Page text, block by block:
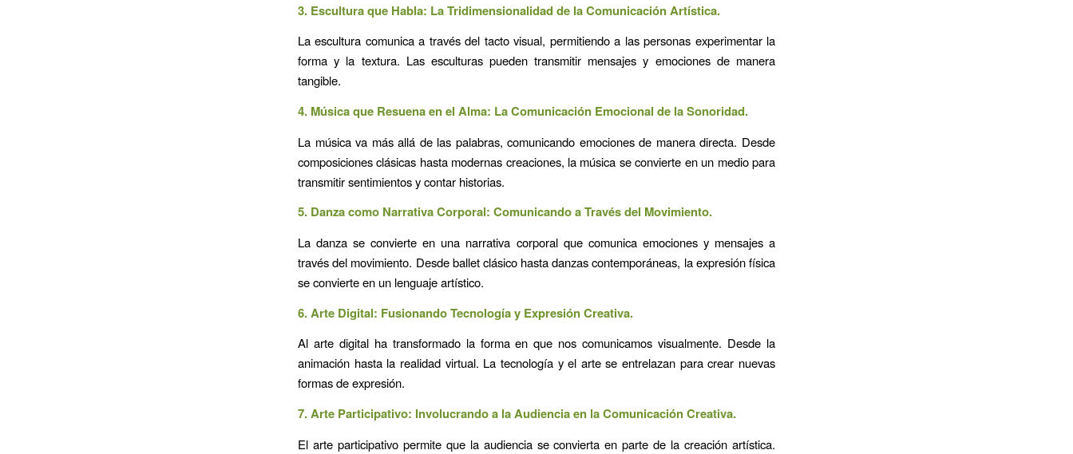
3. Escultura que Habla: La Tridimensionalidad de la Comunicación Artística.
La escultura comunica a través del tacto visual, permitiendo a las personas experimentar la
forma y la textura. Las esculturas pueden transmitir mensajes y emociones de manera
tangible.
4. Música que Resuena en el Alma: La Comunicación Emocional de la Sonoridad.
La música va más allá de las palabras, comunicando emociones de manera directa. Desde
composiciones clásicas hasta modernas creaciones, la música se convierte en un medio para
transmitir sentimientos y contar historias.
5. Danza como Narrativa Corporal: Comunicando a Través del Movimiento.
La danza se convierte en una narrativa corporal que comunica emociones y mensajes a
través del movimiento. Desde ballet clásico hasta danzas contemporáneas, la expresión física
se convierte en un lenguaje artístico.
6. Arte Digital: Fusionando Tecnología y Expresión Creativa.
Al arte digital ha transformado la forma en que nos comunicamos visualmente. Desde la
animación hasta la realidad virtual. La tecnología y el arte se entrelazan para crear nuevas
formas de expresión.
7. Arte Participativo: Involucrando a la Audiencia en la Comunicación Creativa.
El arte participativo permite que la audiencia se convierta en parte de la creación artística.